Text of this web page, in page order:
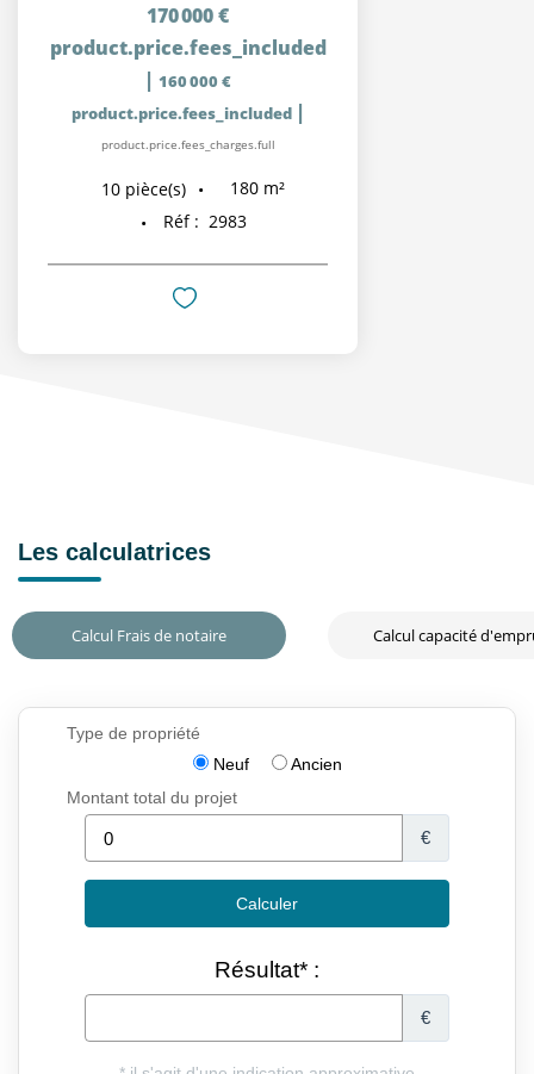
170 000 €
product.price.fees_included
| 160 000 €
product.price.fees_included |
product.price.fees_charges.full
10 pièce(s) 180 m²
Réf : 2983
Les calculatrices
Calcul Frais de notaire Calcul capacité